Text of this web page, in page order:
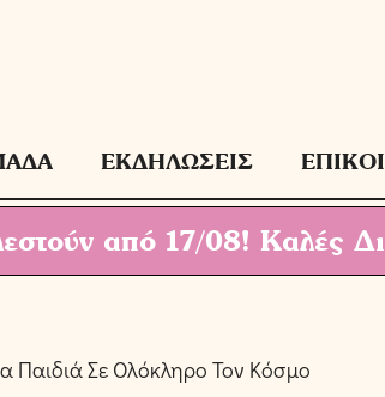
ΕΚΔΗΛΩΣΕΙΣ
από 17/08! Καλές
Παιδιά Σε Ολόκληρο Τον Κόσμο
Ολόκληρο
Κόσμο
ποσότητα